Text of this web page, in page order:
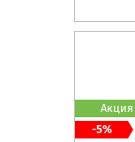
Акция
-5%